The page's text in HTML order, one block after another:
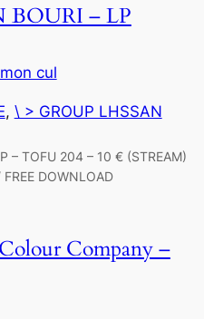
BOURI – LP
mon cul
, \ > GROUP LHSSAN
– TOFU 204 – 10 € (STREAM)
DOWNLOAD
Company –